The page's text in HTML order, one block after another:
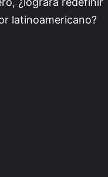
latinoamericano?